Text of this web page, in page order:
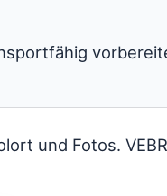
und Fotos.